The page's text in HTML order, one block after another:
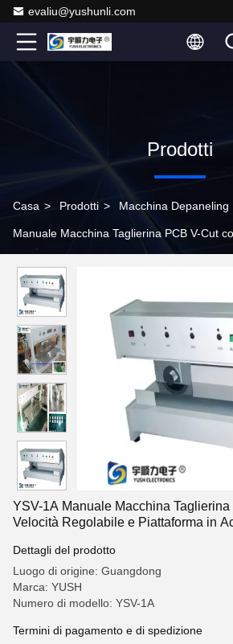
evaliu@yushunli.com
Prodotti
Casa > Prodotti > Macchina Depaneling
Manuale Macchina Taglierina PCB V-Cut
YSV-1A Manuale Macchina Taglierina
Velocità Regolabile e Piattaforma in
Dettagli del prodotto
Luogo di origine: Guangdong
Marca: YUSH
Numero di modello: YSV-1A
Termini di pagamento e di spedizione